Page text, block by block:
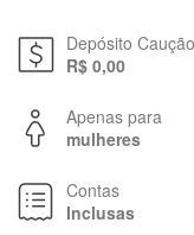
Depósito
R$ 0,00
Apenas para
mulheres
Contas
Inclusas